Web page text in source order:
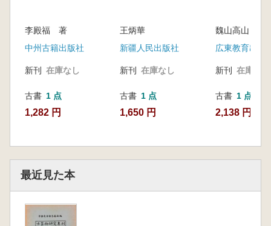
李殿福 著
中州古籍出版社
新刊 在庫なし
古書 1 点
1,282 円
王炳華
新疆人民出版社
新刊 在庫なし
古書 1 点
1,650 円
魏山高山
広東教育出版
新刊 在庫なし
古書 1 点
2,138 円
最近見た本